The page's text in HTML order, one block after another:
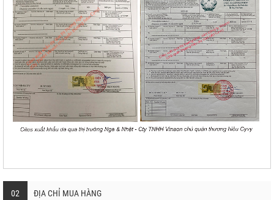
02 ĐỊA CHỈ MUA HÀNG